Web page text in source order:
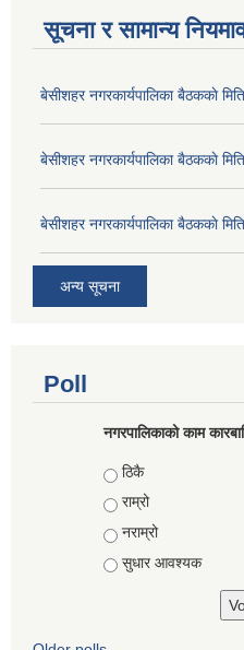
सूचना र सामान्य
बे‍‍सीशहर नगरकार्यपालिका बैठककाे
बे‍‍सीशहर नगरकार्यपालिका बैठककाे
बे‍‍सीशहर नगरकार्यपालिका बैठककाे
अन्य सूचना
Poll
नगरपालिकाको काम
Choices
ठिकै
राम्रो
नराम्रो
सुधार आवश्यक